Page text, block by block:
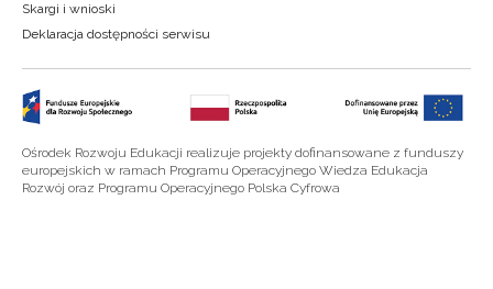
Skargi i wnioski
Deklaracja dostępności serwisu
Ośrodek Rozwoju Edukacji realizuje projekty dofinansowane z funduszy
europejskich w ramach Programu Operacyjnego Wiedza Edukacja
Rozwój oraz Programu Operacyjnego Polska Cyfrowa